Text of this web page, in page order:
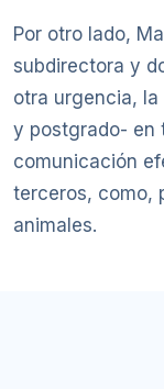
Por otro lado,
subdirectora y
otra urgencia,
y postgrado- en
comunicación
terceros, como,
animales.